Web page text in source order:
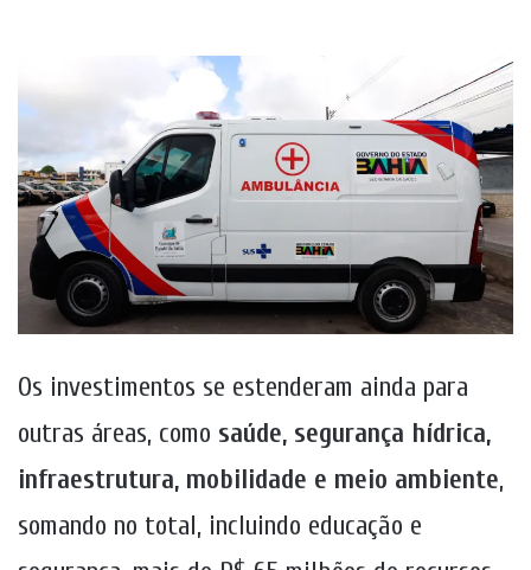
Os investimentos se estenderam ainda para
outras áreas, como saúde, segurança hídrica,
infraestrutura, mobilidade e meio ambiente,
somando no total, incluindo educação e